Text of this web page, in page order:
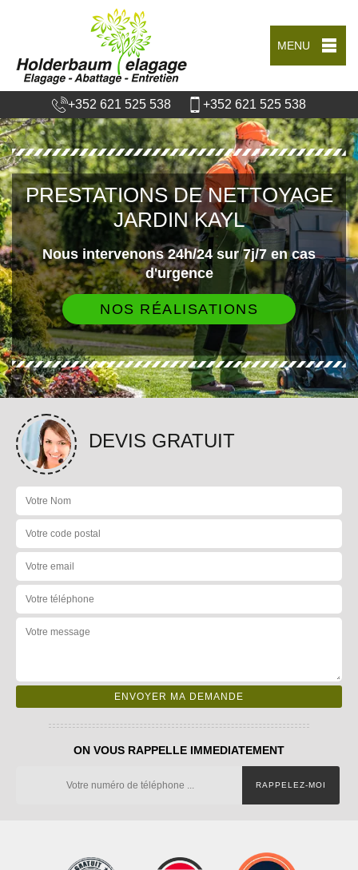
MENU
+352 621 525 538 +352 621 525 538
PRESTATIONS DE NETTOYAGE
JARDIN KAYL
Nous intervenons 24h/24 sur 7j/7 en cas
d'urgence
NOS RÉALISATIONS
DEVIS GRATUIT
ON VOUS RAPPELLE IMMEDIATEMENT